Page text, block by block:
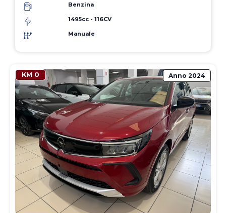
Benzina
1495cc - 116CV
Manuale
KM 0 Anno 2024